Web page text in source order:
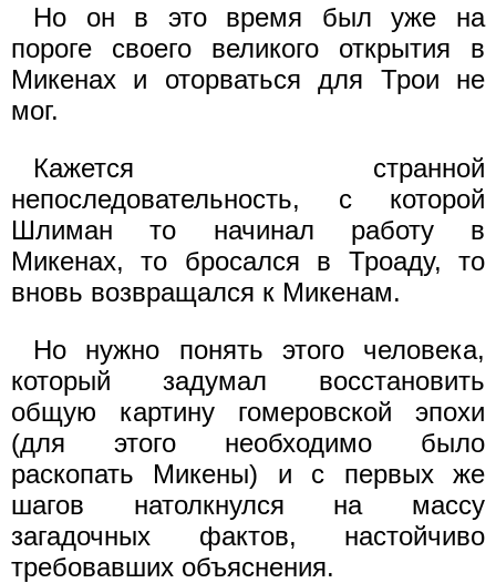
Но он в это время был уже на
пороге своего великого открытия в
Микенах и оторваться для Трои не
мог.
Кажется странной
непоследовательность, с которой
Шлиман то начинал работу в
Микенах, то бросался в Троаду, то
вновь возвращался к Микенам.
Но нужно понять этого человека,
который задумал восстановить
общую картину гомеровской эпохи
(для этого необходимо было
раскопать Микены) и с первых же
шагов натолкнулся на массу
загадочных фактов, настойчиво
требовавших объяснения.